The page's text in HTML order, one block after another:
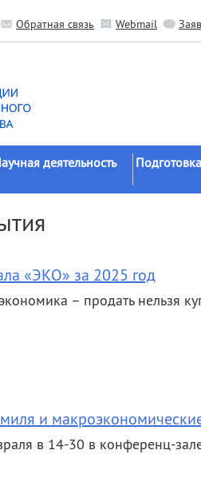
Обратная связь Webmail
деятельность
разработки
«ЭКО» за 2025 год
– продать нельзя
и
в 14-30 в конференц-